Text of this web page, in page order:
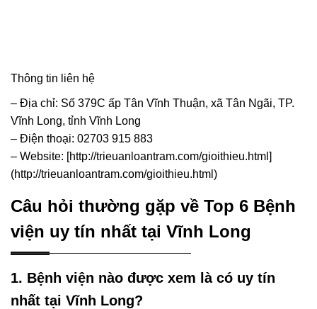
Thông tin liên hệ
– Địa chỉ: Số 379C ấp Tân Vĩnh Thuận, xã Tân Ngãi, TP.
Vĩnh Long, tỉnh Vĩnh Long
– Điện thoại: 02703 915 883
– Website: [http://trieuanloantram.com/gioithieu.html]
(http://trieuanloantram.com/gioithieu.html)
Câu hỏi thường gặp về Top 6 Bệnh
viện uy tín nhất tại Vĩnh Long
1. Bệnh viện nào được xem là có uy tín
nhất tại Vĩnh Long?